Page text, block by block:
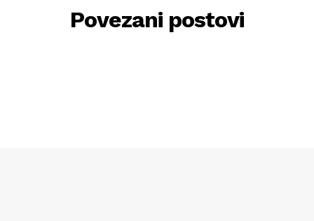
Povezani postovi